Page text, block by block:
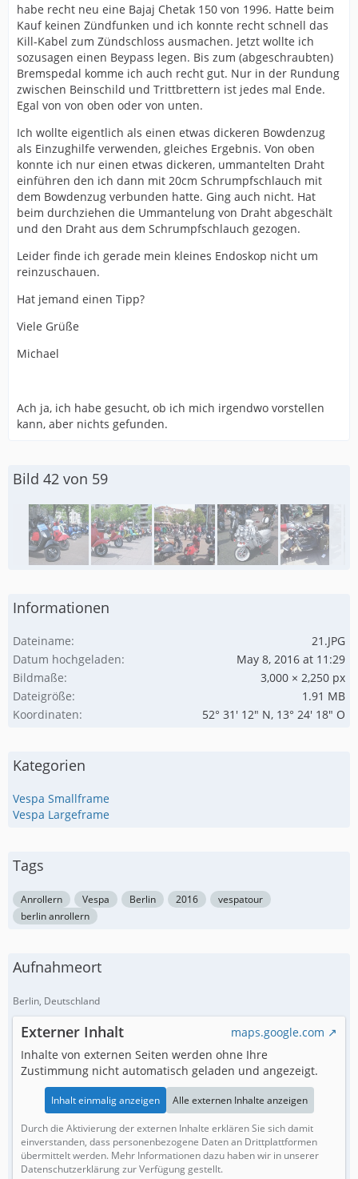
habe recht neu eine Bajaj Chetak 150 von 1996. Hatte beim
Kauf keinen Zündfunken und ich konnte recht schnell das
Kill-Kabel zum Zündschloss ausmachen. Jetzt wollte ich
sozusagen einen Beypass legen. Bis zum (abgeschraubten)
Bremspedal komme ich auch recht gut. Nur in der Rundung
zwischen Beinschild und Trittbrettern ist jedes mal Ende.
Egal von von oben oder von unten.
Ich wollte eigentlich als einen etwas dickeren Bowdenzug
als Einzughilfe verwenden, gleiches Ergebnis. Von oben
konnte ich nur einen etwas dickeren, ummantelten Draht
einführen den ich dann mit 20cm Schrumpfschlauch mit
dem Bowdenzug verbunden hatte. Ging auch nicht. Hat
beim durchziehen die Ummantelung von Draht abgeschält
und den Draht aus dem Schrumpfschlauch gezogen.
Leider finde ich gerade mein kleines Endoskop nicht um
reinzuschauen.
Hat jemand einen Tipp?
Viele Grüße
Michael
Ach ja, ich habe gesucht, ob ich mich irgendwo vorstellen
kann, aber nichts gefunden.
Bild 42 von 59
Informationen
Dateiname
21.JPG
Datum hochgeladen
May 8, 2016 at 11:29
Bildmaße
3,000 × 2,250 px
Dateigröße
1.91 MB
Koordinaten
52° 31' 12" N, 13° 24' 18" O
Kategorien
Vespa Smallframe
Vespa Largeframe
Tags
Anrollern Vespa Berlin 2016
vespatour
berlin anrollern
Aufnahmeort
Berlin, Deutschland
Externer Inhalt
maps.google.com
Inhalte von externen Seiten werden ohne Ihre
Zustimmung nicht automatisch geladen und angezeigt.
Inhalt einmalig anzeigen Alle externen Inhalte anzeigen
Durch die Aktivierung der externen Inhalte erklären Sie sich damit
einverstanden, dass personenbezogene Daten an Drittplattformen
übermittelt werden. Mehr Informationen dazu haben wir in unserer
Datenschutzerklärung zur Verfügung gestellt.